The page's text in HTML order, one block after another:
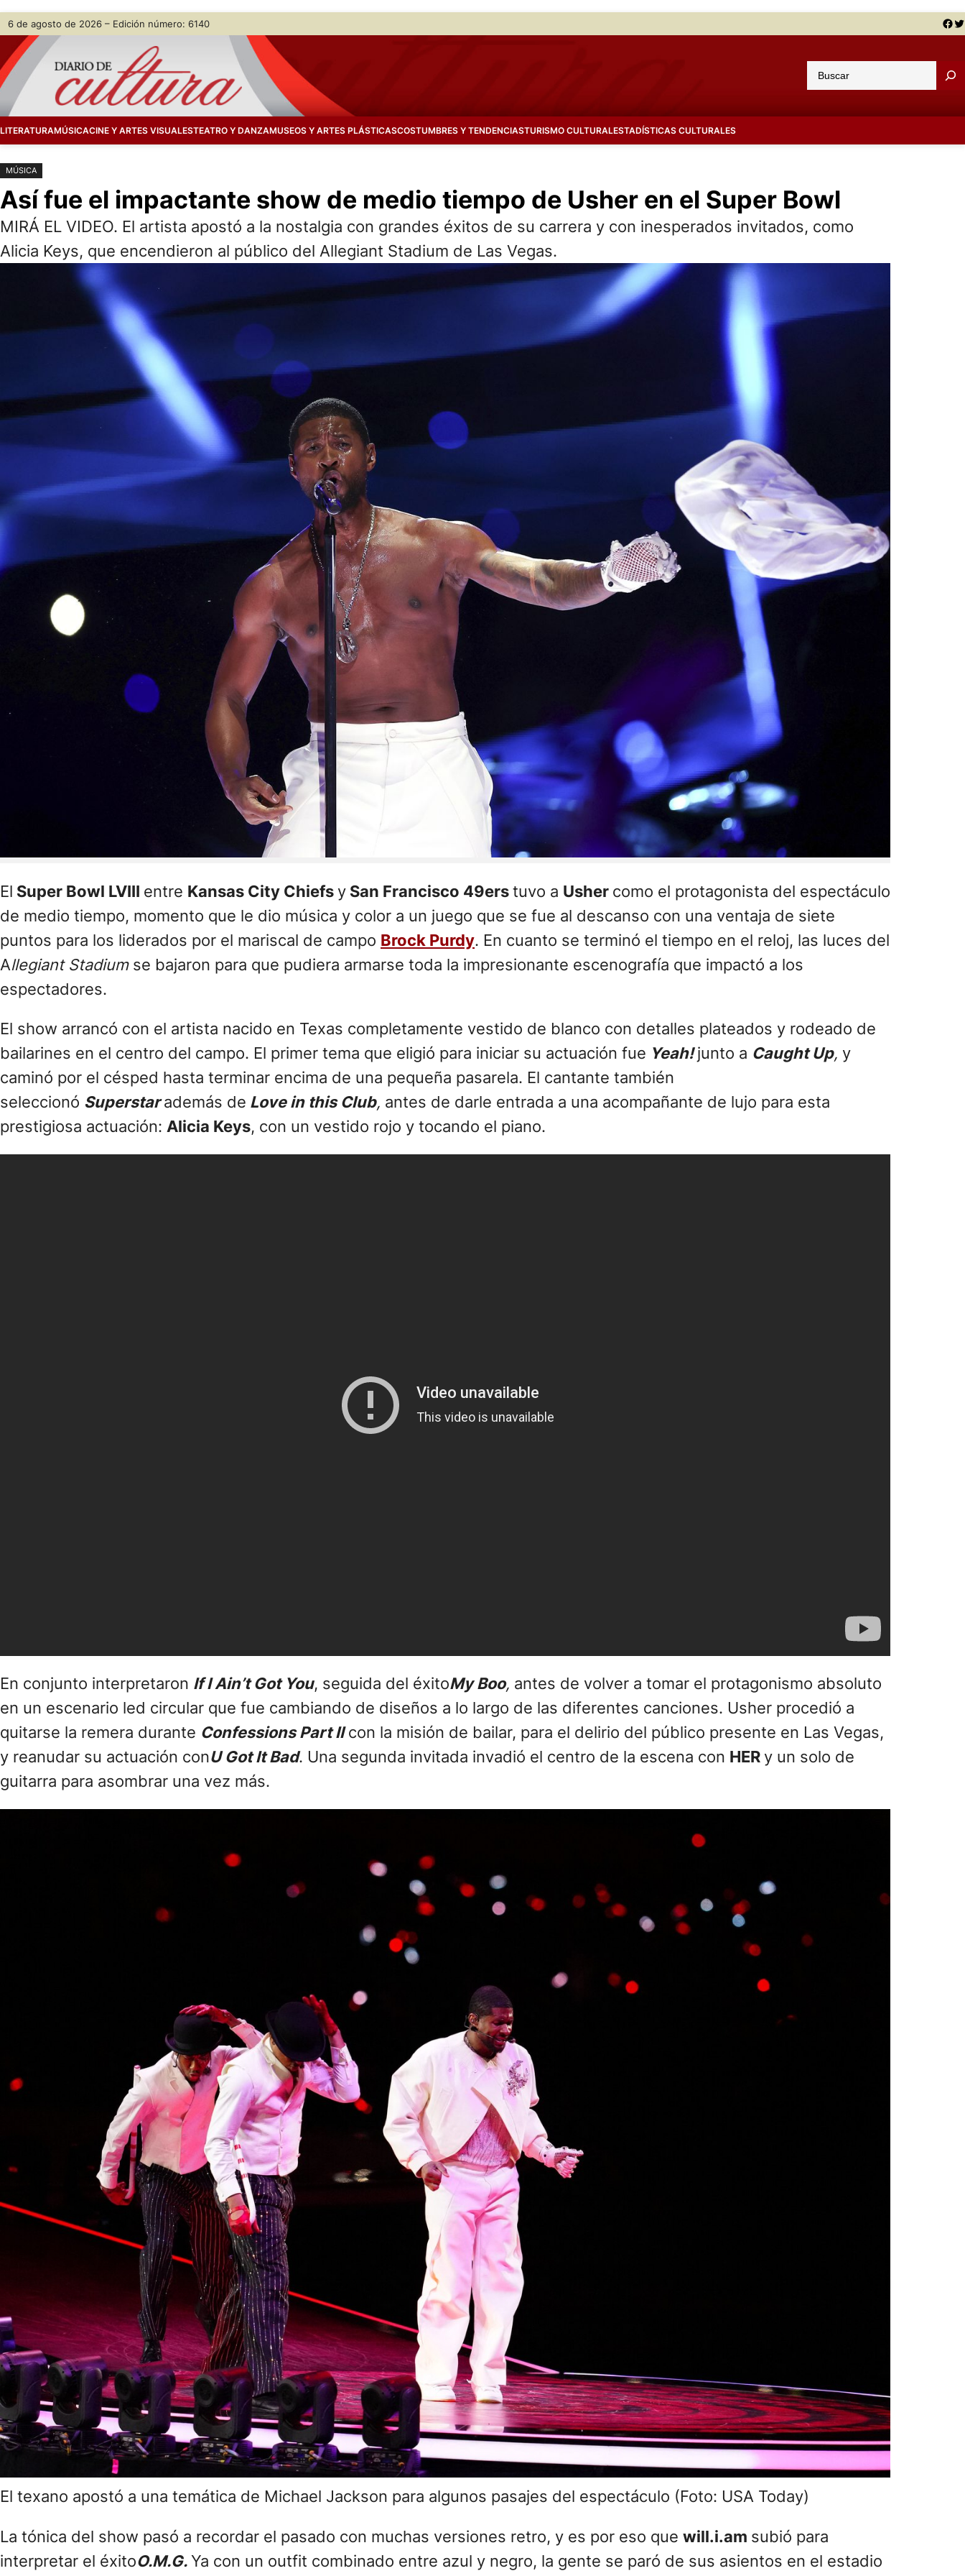
Saltar
contenido
Skip
content
6 de agosto de 2026 – Edición número: 6140 Facebook Twitter
u
a
LITERATURAMÚSICACINE Y ARTES VISUALESTEATRO Y DANZAMUSEOS Y ARTES PLÁSTICASCOSTUMBRES Y TENDENCIASTURISMO CULTURALESTADÍSTICAS CULTURALES
MÚSICA
Así fue el impactante show de medio tiempo de Usher en el Super Bowl
MIRÁ EL VIDEO. El artista apostó a la nostalgia con grandes éxitos de su carrera y con inesperados invitados, como
Alicia Keys, que encendieron al público del Allegiant Stadium de Las Vegas.
El Super Bowl LVIII entre Kansas City Chiefs y San Francisco 49erstuvo a Usher como el protagonista del espectáculo
de medio tiempo, momento que le dio música y color a un juego que se fue al descanso con una ventaja de siete
puntos para los liderados por el mariscal de campo Brock Purdy. En cuanto se terminó el tiempo en el reloj, las luces del
Allegiant Stadium se bajaron para que pudiera armarse toda la impresionante escenografía que impactó a los
espectadores.
El show arrancó con el artista nacido en Texas completamente vestido de blanco con detalles plateados y rodeado de
bailarines en el centro del campo. El primer tema que eligió para iniciar su actuación fue Yeah!junto a Caught Up, y
caminó por el césped hasta terminar encima de una pequeña pasarela. El cantante también
seleccionó Superstarademás de Love in this Club, antes de darle entrada a una acompañante de lujo para esta
prestigiosa actuación: Alicia Keys, con un vestido rojo y tocando el piano.
En conjunto interpretaron If I Ain’t Got You, seguida del éxitoMy Boo, antes de volver a tomar el protagonismo absoluto
en un escenario led circular que fue cambiando de diseños a lo largo de las diferentes canciones. Usher procedió a
quitarse la remera durante Confessions Part IIcon la misión de bailar, para el delirio del público presente en Las Vegas,
y reanudar su actuación conU Got It Bad. Una segunda invitada invadió el centro de la escena con HER y un solo de
guitarra para asombrar una vez más.
El texano apostó a una temática de Michael Jackson para algunos pasajes del espectáculo (Foto: USA Today)
La tónica del show pasó a recordar el pasado con muchas versiones retro, y es por eso que will.i.am subió para
interpretar el éxitoO.M.G.Ya con un outfit combinado entre azul y negro, la gente se paró de sus asientos en el estadio